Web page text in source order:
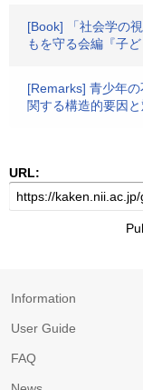
[Book] 「社会学の
もを守る会編『子ど
[Remarks] 青少年
関する構造的要因
URL:
Information
User Guide
FAQ